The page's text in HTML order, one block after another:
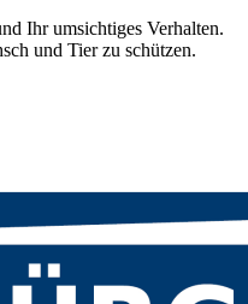
Ihr umsichtiges Verhalten.
und Tier zu schützen.